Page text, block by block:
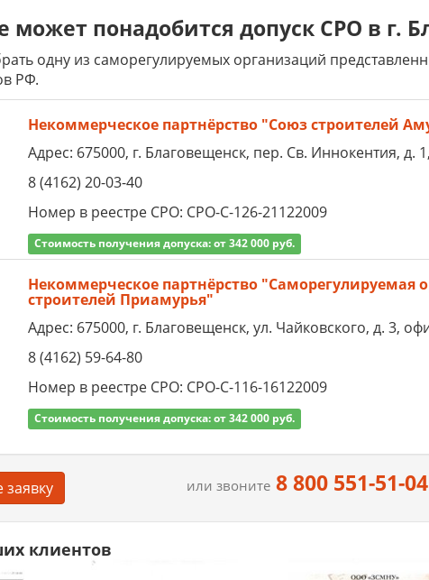
может понадобится допуск СРО в г.
одну из саморегулируемых организаций
РФ.
Некоммерческое партнёрство "Союз строителей
Адрес: 675000, г. Благовещенск, пер. Св. Иннокентия, д.
8 (4162) 20-03-40
Номер в реестре СРО: СРО-С-126-21122009
Стоимость получения допуска: от 342 000 руб.
Некоммерческое партнёрство "Саморегулируемая
строителей Приамурья"
Адрес: 675000, г. Благовещенск, ул. Чайковского, д. 3,
8 (4162) 59-64-80
Номер в реестре СРО: СРО-С-116-16122009
Стоимость получения допуска: от 342 000 руб.
заявку или звоните 8 800 551-51-
клиентов